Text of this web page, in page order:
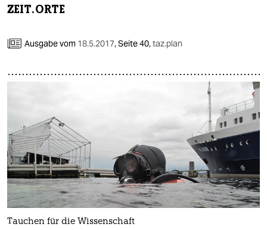
ZEIT.ORTE
Ausgabe vom 18.5.2017,Seite 40,taz.plan
Tauchen für die Wissenschaft